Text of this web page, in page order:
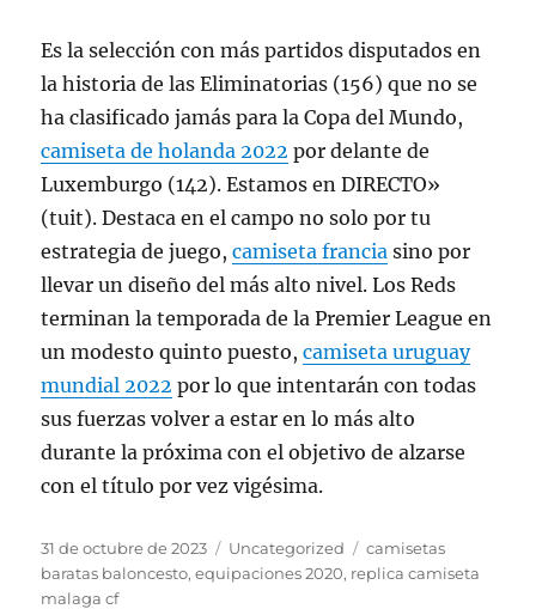
Es la selección con más partidos disputados en
la historia de las Eliminatorias (156) que no se
ha clasificado jamás para la Copa del Mundo,
camiseta de holanda 2022 por delante de
Luxemburgo (142). Estamos en DIRECTO»
(tuit). Destaca en el campo no solo por tu
estrategia de juego,camiseta francia sino por
llevar un diseño del más alto nivel. Los Reds
terminan la temporada de la Premier League en
un modesto quinto puesto,camiseta uruguay
mundial 2022 por lo que intentarán con todas
sus fuerzas volver a estar en lo más alto
durante la próxima con el objetivo de alzarse
con el título por vez vigésima.
Publicado
el
31 de octubre de 2023 Categorías
Uncategorized Etiquetas
camisetas
baratas baloncesto,equipaciones 2020, replica camiseta
malaga cf